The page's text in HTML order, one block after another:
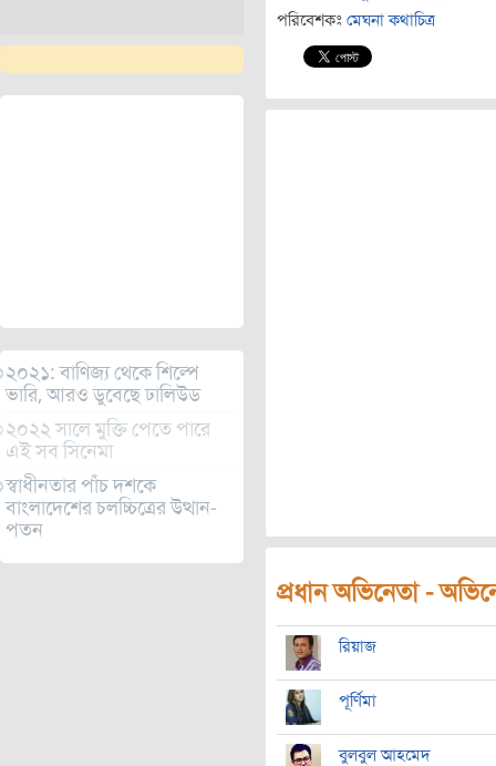
২০২১: বাণিজ্য থেকে শিল্পে
ভারি, আরও ডুবেছে ঢালিউড
২০২২ সালে মুক্তি পেতে পারে
এই সব সিনেমা
স্বাধীনতার পাঁচ দশকে
বাংলাদেশের চলচ্চিত্রের উত্থান-
পতন
পরিবেশকঃ মেঘনা কথাচিত্র
প্রধান অভিনেতা -
রিয়াজ
পূর্ণিমা
বুলবুল আহমেদ